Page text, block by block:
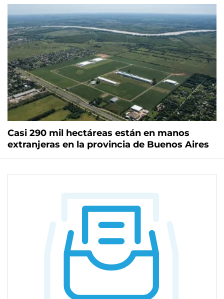
Casi 290 mil hectáreas están en manos
extranjeras en la provincia de Buenos Aires